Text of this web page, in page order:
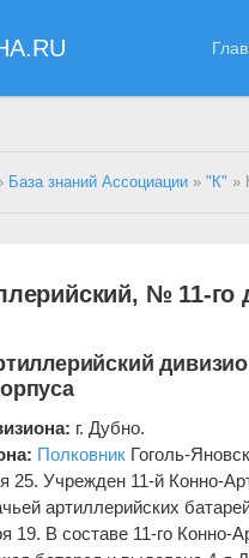
База знаний Ассоциации »"К" »
№ 11-го
г. Дубно.
Полковник Гоголь-
25. Учрежден 11-й Конно-
артиллерийских
19. В составе 11-го Конно-